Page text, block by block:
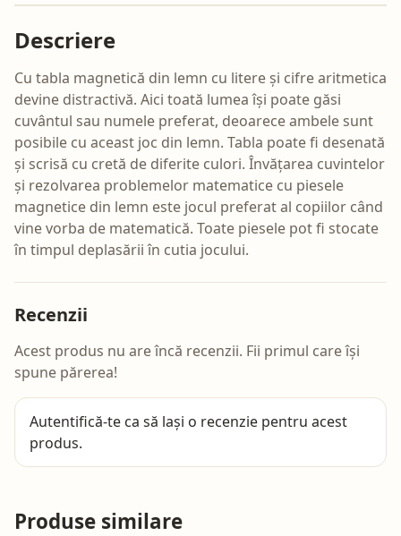
Descriere
Cu tabla magnetică din lemn cu litere și cifre aritmetica
devine distractivă. Aici toată lumea își poate găsi
cuvântul sau numele preferat, deoarece ambele sunt
posibile cu aceast joc din lemn. Tabla poate fi desenată
și scrisă cu cretă de diferite culori. Învățarea cuvintelor
și rezolvarea problemelor matematice cu piesele
magnetice din lemn este jocul preferat al copiilor când
vine vorba de matematică. Toate piesele pot fi stocate
în timpul deplasării în cutia jocului.
Recenzii
Acest produs nu are încă recenzii. Fii primul care își
spune părerea!
Autentifică-te ca să lași o recenzie pentru acest
produs.
Produse similare